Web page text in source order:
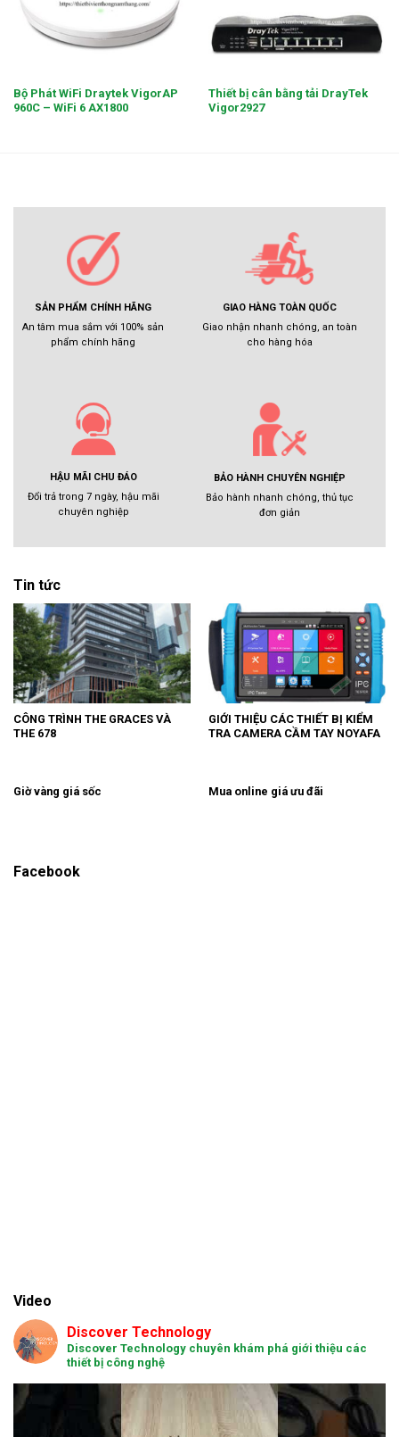
Bộ Phát WiFi Draytek VigorAP
960C – WiFi 6 AX1800
Thiết bị cân bằng tải DrayTek
Vigor2927
SẢN PHẨM CHÍNH HÃNG
An tâm mua sắm với 100% sản
phẩm chính hãng
GIAO HÀNG TOÀN QUỐC
Giao nhận nhanh chóng, an toàn
cho hàng hóa
HẬU MÃI CHU ĐÁO
Đổi trả trong 7 ngày, hậu mãi
chuyên nghiệp
BẢO HÀNH CHUYÊN NGHIỆP
Bảo hành nhanh chóng, thủ tục
đơn giản
Tin tức
CÔNG TRÌNH THE GRACES VÀ
THE 678
GIỚI THIỆU CÁC THIẾT BỊ KIỂM
TRA CAMERA CẦM TAY NOYAFA
Giờ vàng giá sốc Mua online giá ưu đãi
Facebook
Video
Discover Technology
Discover Technology chuyên khám phá giới thiệu các
thiết bị công nghệ